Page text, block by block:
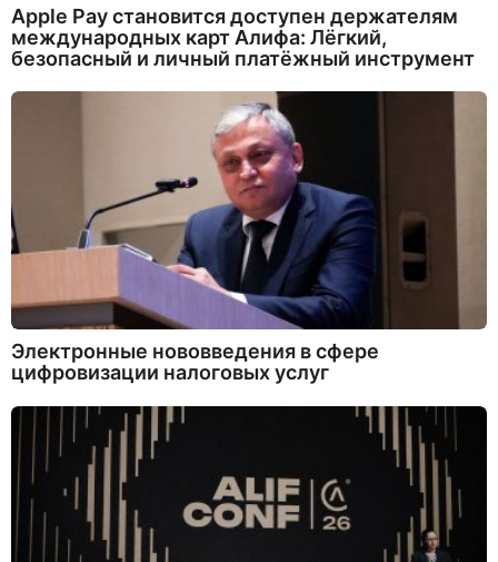
Apple Pay становится доступен держателям
международных карт Алифа: Лёгкий,
безопасный и личный платёжный инструмент
Электронные нововведения в сфере
цифровизации налоговых услуг